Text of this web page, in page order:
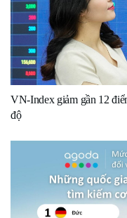
VN-Index giảm gần 12
độ